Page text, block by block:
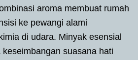
aroma membuat rumah
ke pewangi alami
di udara. Minyak esensial
suasana hati